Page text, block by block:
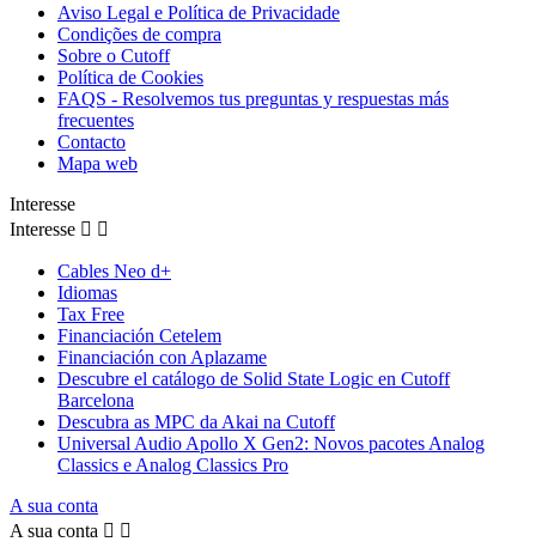
Aviso Legal e Política de Privacidade
Condições de compra
Sobre o Cutoff
Política de Cookies
FAQS - Resolvemos tus preguntas y respuestas más
frecuentes
Contacto
Mapa web
Interesse
Interesse  
Cables Neo d+
Idiomas
Tax Free
Financiación Cetelem
Financiación con Aplazame
Descubre el catálogo de Solid State Logic en Cutoff
Barcelona
Descubra as MPC da Akai na Cutoff
Universal Audio Apollo X Gen2: Novos pacotes Analog
Classics e Analog Classics Pro
A sua conta
A sua conta  